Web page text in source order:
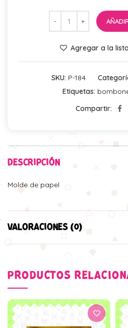
Agregar a la
SKU: P-184
Etiquetas:
Compartir:
DESCRIPCIÓN
Molde de papel
VALORACIONES (0)
PRODUCTOS